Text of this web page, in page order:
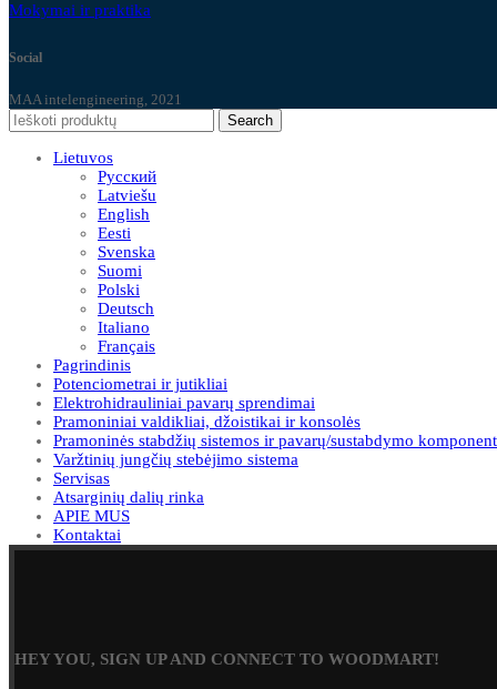
Mokymai ir praktika
Social
MAA intelengineering, 2021
Search
Lietuvos
Русский
Latviešu
English
Eesti
Svenska
Suomi
Polski
Deutsch
Italiano
Français
Pagrindinis
Potenciometrai ir jutikliai
Elektrohidrauliniai pavarų sprendimai
Pramoniniai valdikliai, džoistikai ir konsolės
Pramoninės stabdžių sistemos ir pavarų/sustabdymo
Varžtinių jungčių stebėjimo sistema
Servisas
Atsarginių dalių rinka
APIE MUS
Kontaktai
HEY YOU, SIGN UP AND CONNECT TO WOODMART!